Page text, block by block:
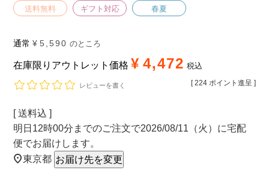
送料無料 ギフト対応 春夏
通常 ¥ 5,590 のところ
在庫限りアウトレット価格 ¥ 4,472 税込
[ 224 ポイント進呈 ]
レビューを書く
送料込
明日 12時00分 までのご注文で2026/08/11（火） に宅配
便でお届けします。
東京都 お届け先を変更